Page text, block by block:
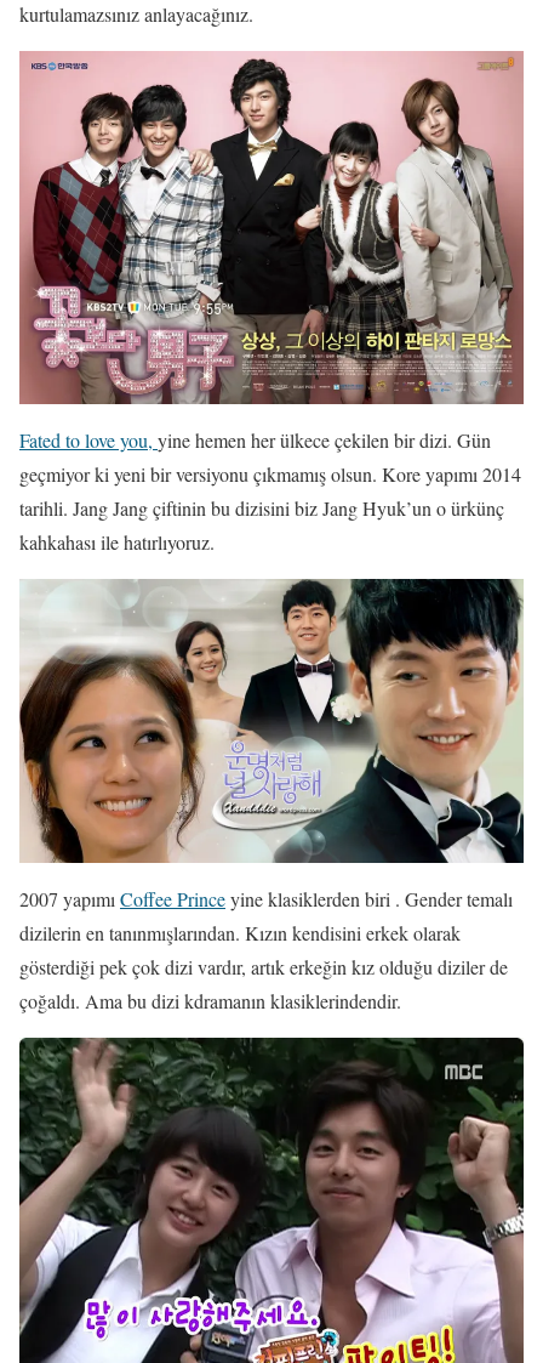
kurtulamazsınız anlayacağınız.
Fated to love you, yine hemen her ülkece çekilen bir dizi. Gün
geçmiyor ki yeni bir versiyonu çıkmamış olsun. Kore yapımı 2014
tarihli. Jang Jang çiftinin bu dizisini biz Jang Hyuk’un o ürkünç
kahkahası ile hatırlıyoruz.
2007 yapımı Coffee Princeyine klasiklerden biri . Gender temalı
dizilerin en tanınmışlarından. Kızın kendisini erkek olarak
gösterdiği pek çok dizi vardır, artık erkeğin kız olduğu diziler de
çoğaldı. Ama bu dizi kdramanın klasiklerindendir.